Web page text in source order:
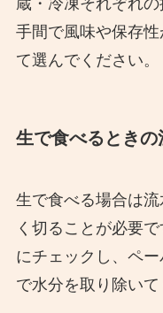
蔵・冷凍それぞれ
手間で風味や保存
て選んでください。
生で食べるときの
生で食べる場合は
く切ることが必要
にチェックし、ペ
で水分を取り除いて